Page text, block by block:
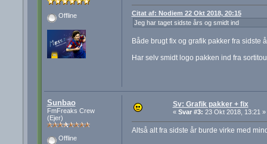
Offline
Citat af: Nodiem 22 Okt 2018, 20:15
Jeg har taget sidste års og smidt ind
Både brugt fix og grafik pakker fra sidste
Har selv smidt logo pakken ind fra
Sunbao
FmFreaks Crew
(Ejer)
Offline
Sv: Grafik pakker + fix
« Svar #3: 23 Okt 2018, 13:21 »
Altså alt fra sidste år burde virke med